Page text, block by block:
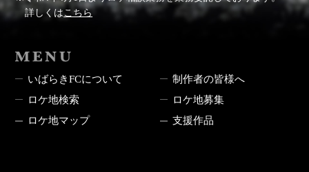
詳しくは こちら
いばらきFCについて
制作者の皆様へ
ロケ地検索
ロケ地募集
ロケ地マップ
支援作品